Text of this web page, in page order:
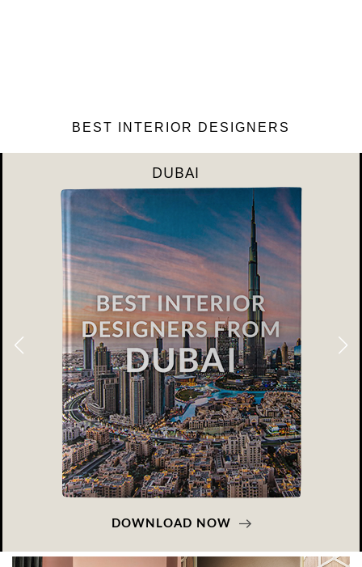
BEST INTERIOR DESIGNERS
RIYAHD
DOWNLOAD NOW